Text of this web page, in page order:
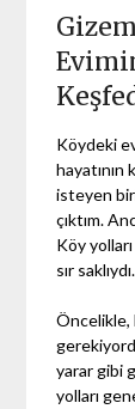
Köydeki
hayatının
isteyen
çıktım.
Köy
sır saklıydı.
Öncelikle,
yarar gibi
yolları